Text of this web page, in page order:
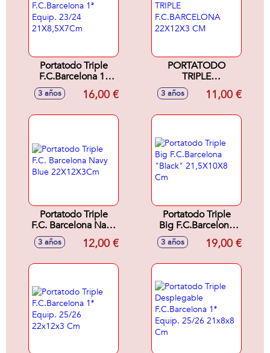
Portatodo Triple
F.C.Barcelona 1ª
Equip. 23/24
21X8,5X7Cm
3 años 16,00 €
PORTATODO
TRIPLE
F.C.BARCELONA
22X12X3 CM
3 años 11,00 €
Portatodo Triple
F.C. Barcelona Navy
Blue 22X12X3Cm
3 años 12,00 €
Portatodo Triple
Big F.C.Barcelona
"Black" 21,5X10X8
3 años 19,00 €